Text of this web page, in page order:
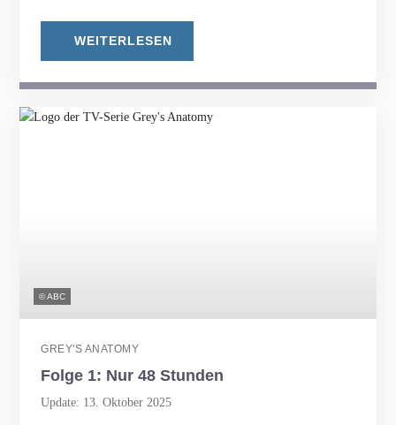
WEITERLESEN
© ABC
GREY'S ANATOMY
Folge 1: Nur 48 Stunden
Update: 13. Oktober 2025